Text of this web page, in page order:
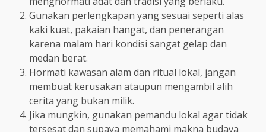
Gunakan perlengkapan yang sesuai seperti alas
kaki kuat, pakaian hangat, dan penerangan
karena malam hari kondisi sangat gelap dan
medan berat.
Hormati kawasan alam dan ritual lokal, jangan
membuat kerusakan ataupun mengambil alih
cerita yang bukan milik.
Jika mungkin, gunakan pemandu lokal agar tidak
tersesat dan supaya memahami makna budaya